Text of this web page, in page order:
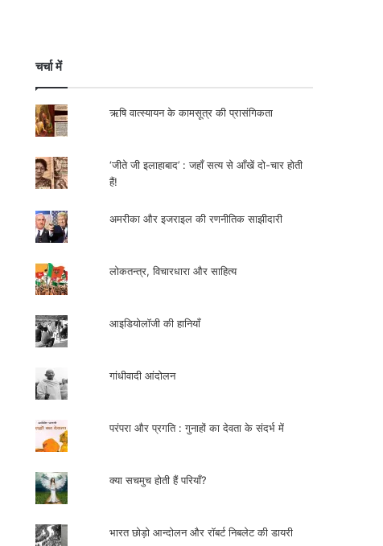
चर्चा में
ऋषि वात्स्यायन के कामसूत्र की प्रासंगिकता
‘जीते जी इलाहाबाद’ : जहाँ सत्य से आँखें दो-चार होती
हैं!
अमरीका और इजराइल की रणनीतिक साझीदारी
लोकतन्त्र, विचारधारा और साहित्य
आइडियोलॉजी की हानियाँ
गांधीवादी आंदोलन
परंपरा और प्रगति : गुनाहों का देवता के संदर्भ में
क्या सचमुच होती हैं परियाँ?
भारत छोड़ो आन्दोलन और रॉबर्ट निबलेट की डायरी